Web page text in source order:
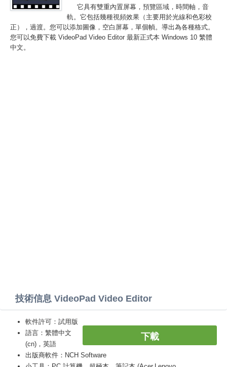
它具有雙重內置屏幕，預覽區域，時間軸，音
軌。它包括幾種視頻效果（主要用於光線和色彩校
正），過渡。您可以添加圖像，空白屏幕，單個幀。導出為各種格式。
您可以免費下載 VideoPad Video Editor 最新正式本 Windows 10 繁體
中文。
技術信息 VideoPad Video Editor
下載
軟件許可：試用版
語言：繁體中文
(cn)，英語
出版商軟件：NCH Software